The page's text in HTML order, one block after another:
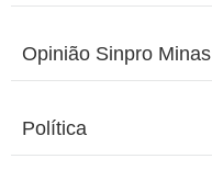
Opinião Sinpro Minas
Política